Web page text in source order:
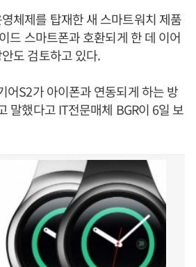
체제를 탑재한 새 스마트워치 제품
드 스마트폰과 호환되게 한 데 이어
도 검토하고 있다.
어S2가 아이폰과 연동되게 하는 방
말했다고 IT전문매체 BGR이 6일 보